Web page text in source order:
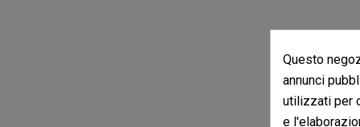
Questo
annunci
utilizzati per
e